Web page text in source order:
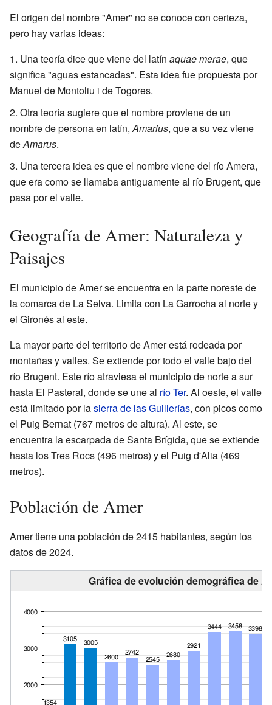
El origen del nombre "Amer" no se conoce con certeza,
pero hay varias ideas:
Una teoría dice que viene del latín aquae merae, que
significa "aguas estancadas". Esta idea fue propuesta por
Manuel de Montoliu i de Togores.
Otra teoría sugiere que el nombre proviene de un
nombre de persona en latín,Amarius, que a su vez viene
deAmarus.
Una tercera idea es que el nombre viene del río Amera,
que era como se llamaba antiguamente al río Brugent, que
pasa por el valle.
Geografía de Amer: Naturaleza y
Paisajes
El municipio de Amer se encuentra en la parte noreste de
la comarca de La Selva. Limita con La Garrocha al norte y
el Gironés al este.
La mayor parte del territorio de Amer está rodeada por
montañas y valles. Se extiende por todo el valle bajo del
río Brugent. Este río atraviesa el municipio de norte a sur
hasta El Pasteral, donde se une al río Ter. Al oeste, el valle
está limitado por lasierra de las Guillerías, con picos como
el Puig Bernat (767 metros de altura). Al este, se
encuentra la escarpada de Santa Brígida, que se extiende
hasta los Tres Rocs (496 metros) y el Puig d'Alia (469
metros).
Población de Amer
Amer tiene una población de 2415 habitantes, según los
datos de 2024.
Gráfica de evolución demográfica de